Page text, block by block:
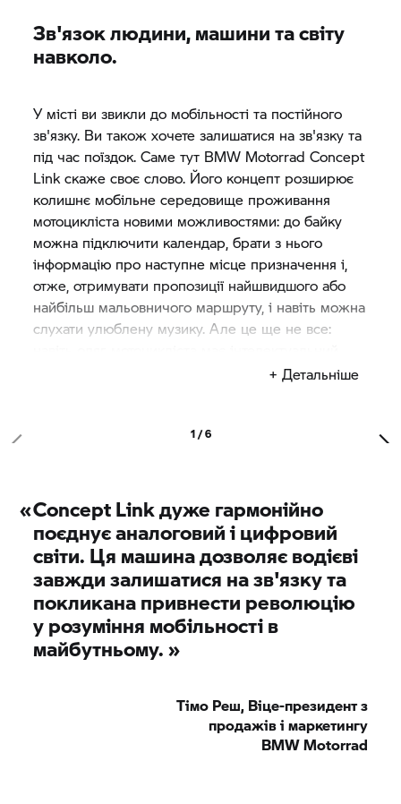
Зв'язок людини, машини та світу
навколо.
У місті ви звикли до мобільності та постійного
зв'язку. Ви також хочете залишатися на зв'язку та
під час поїздок. Саме тут BMW Motorrad Concept
Link скаже своє слово. Його концепт розширює
колишнє мобільне середовище проживання
мотоцикліста новими можливостями: до байку
можна підключити календар, брати з нього
інформацію про наступне місце призначення і,
отже, отримувати пропозиції найшвидшого або
найбільш мальовничого маршруту, і навіть можна
слухати улюблену музику. Але це ще не все:
зв'язок з машиною. Простого плеску по рукаву,
Concept Link пропонує абсолютно нову
інтуїтивної.
+ Детальніше
1 / 6
«Concept Link дуже гармонійно
поєднує аналоговий і цифровий
світи. Ця машина дозволяє водієві
завжди залишатися на зв'язку та
покликана привнести революцію
у розуміння мобільності в
майбутньому. »
Тімо Реш, Віце-президент з
продажів і маркетингу
BMW Motorrad